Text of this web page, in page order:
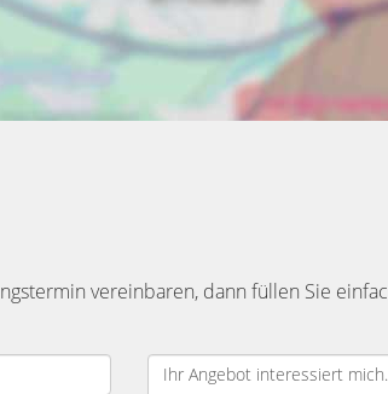
vereinbaren, dann füllen Sie